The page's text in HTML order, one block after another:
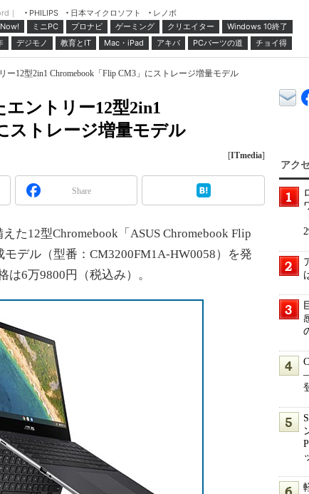
｜ PHILIPS 日本マイクロソフト
レノボ
ミニPC プロナビ ゲーミング クリエイター
Windows 10終了
デジモノ 教育とIT Mac・iPad アキバ PCパーツの道 チョイ得
ー12型2in1 Chromebook「Flip CM3」にストレージ増量モデル
エントリー12型2in1
ストレージ増量モデル
[ITmedia]
Share
た12型Chromebook「ASUS Chromebook Flip
デル（型番：CM3200FM1A-HW0058）を発
6万9800円（税込み）。
アク